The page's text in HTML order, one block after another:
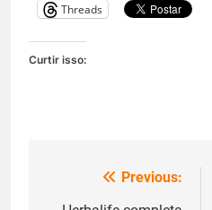
Threads
Curtir isso:
Navegação
Previous: